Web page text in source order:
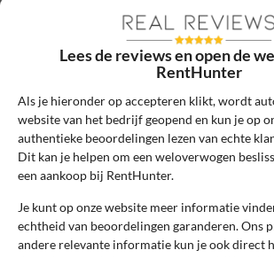
Sterrenbeoordeling *
De review *
Lees de reviews en open de
RentHunter
Als je hieronder op accepteren klikt, wordt
website van het bedrijf geopend en kun je op
authentieke beoordelingen lezen van echte
Dit kan je helpen om een weloverwogen
een aankoop bij RentHunter.
Je kunt op onze website meer informatie
echtheid van beoordelingen garanderen. Ons
andere relevante informatie kun je ook direct